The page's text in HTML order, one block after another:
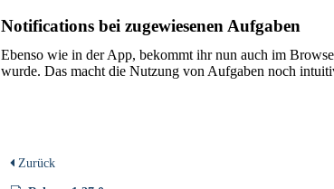
Notifications bei zugewiesenen Aufgaben
Ebenso wie in der App, bekommt ihr nun auch im
wurde. Das macht die Nutzung von Aufgaben noch
Zurück